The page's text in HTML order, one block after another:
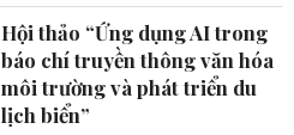
Hội thảo “Ứng dụng AI trong
báo chí truyền thông văn hóa
môi trường và phát triển du
lịch biển”